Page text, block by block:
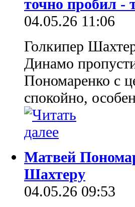
точно пробил -
04.05.26 11:06
Голкипер
Динамо
Пономаренко с
спокойно,
Матвей
Шахтеру
04.05.26 09:53